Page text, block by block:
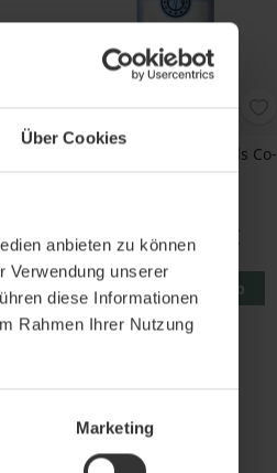
Über Cookies
anbieten zu können
Verwendung unserer
diese Informationen
Rahmen Ihrer Nutzung
Marketing
Maria Nila Coils & Curls Co-
Wash
Preis 14,75 €
In den Warenkorb